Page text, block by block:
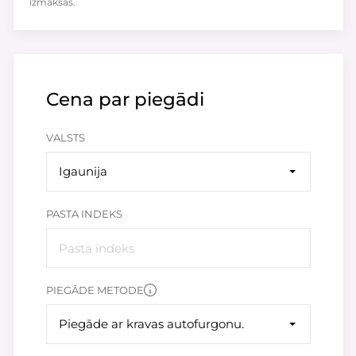
Cena par piegādi
VALSTS
Igaunija
PASTA INDEKS
PIEGĀDE METODE
Piegāde ar kravas autofurgonu.